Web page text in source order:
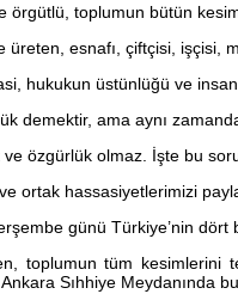
örgütlü, toplumun bütün
üreten, esnafı, çiftçisi,
hukukun üstünlüğü ve insan
demektir, ama aynı
özgürlük olmaz. İşte bu
ortak hassasiyetlerimizi
günü Türkiye’nin dört
toplumun tüm kesimlerini
Sıhhiye Meydanında